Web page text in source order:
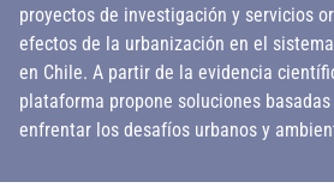
proyectos de investigación y servicios
efectos de la urbanización en el
en Chile. A partir de la evidencia
plataforma propone soluciones
enfrentar los desafíos urbanos y